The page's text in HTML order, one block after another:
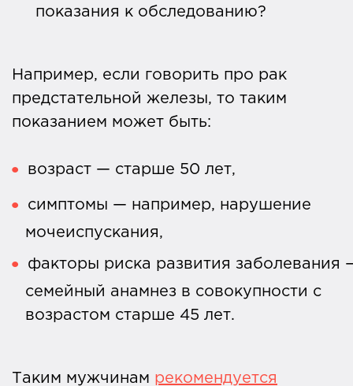
показания к обследованию?
Например, если говорить про рак
предстательной железы, то таким
показанием может быть:
возраст — старше 50 лет,
симптомы — например, нарушение
мочеиспускания,
факторы риска развития заболевания
семейный анамнез в совокупности с
возрастом старше 45 лет.
Таким мужчинам рекомендуется